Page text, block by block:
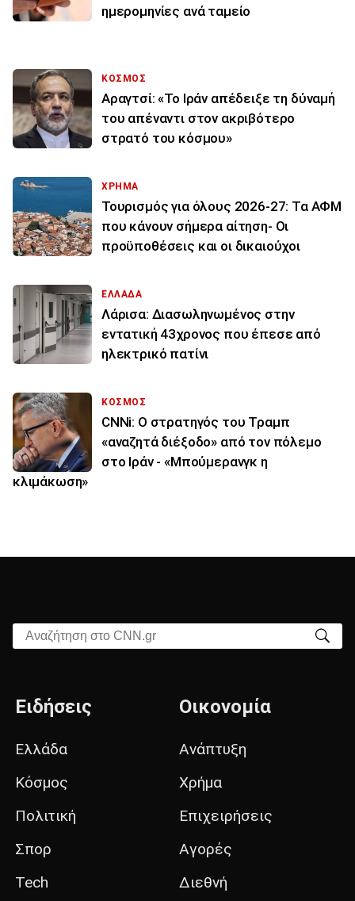
ημερομηνίες ανά ταμείο
ΚΟΣΜΟΣ
Αραγτσί: «Το Ιράν απέδειξε τη δύναμή
του απέναντι στον ακριβότερο
στρατό του κόσμου»
ΧΡΗΜΑ
Τουρισμός για όλους 2026-27: Τα ΑΦΜ
που κάνουν σήμερα αίτηση- Οι
προϋποθέσεις και οι δικαιούχοι
ΕΛΛΑΔΑ
Λάρισα: Διασωληνωμένος στην
εντατική 43χρονος που έπεσε από
ηλεκτρικό πατίνι
ΚΟΣΜΟΣ
CNNi: Ο στρατηγός του Τραμπ
«αναζητά διέξοδο» από τον πόλεμο
στο Ιράν - «Μπούμερανγκ η
κλιμάκωση»
Αναζήτηση στο CNN.gr
Ειδήσεις
Ελλάδα
Κόσμος
Πολιτική
Σπορ
Tech
Οικονομία
Ανάπτυξη
Χρήμα
Επιχειρήσεις
Αγορές
Διεθνή